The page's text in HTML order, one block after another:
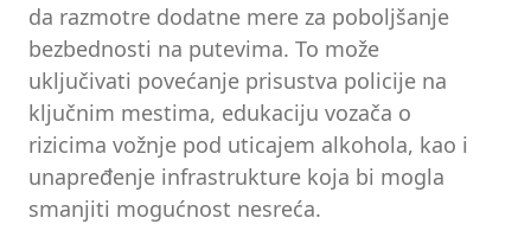
da razmotre dodatne mere za poboljšanje
bezbednosti na putevima. To može
uključivati povećanje prisustva policije na
ključnim mestima, edukaciju vozača o
rizicima vožnje pod uticajem alkohola, kao i
unapređenje infrastrukture koja bi mogla
smanjiti mogućnost nesreća.